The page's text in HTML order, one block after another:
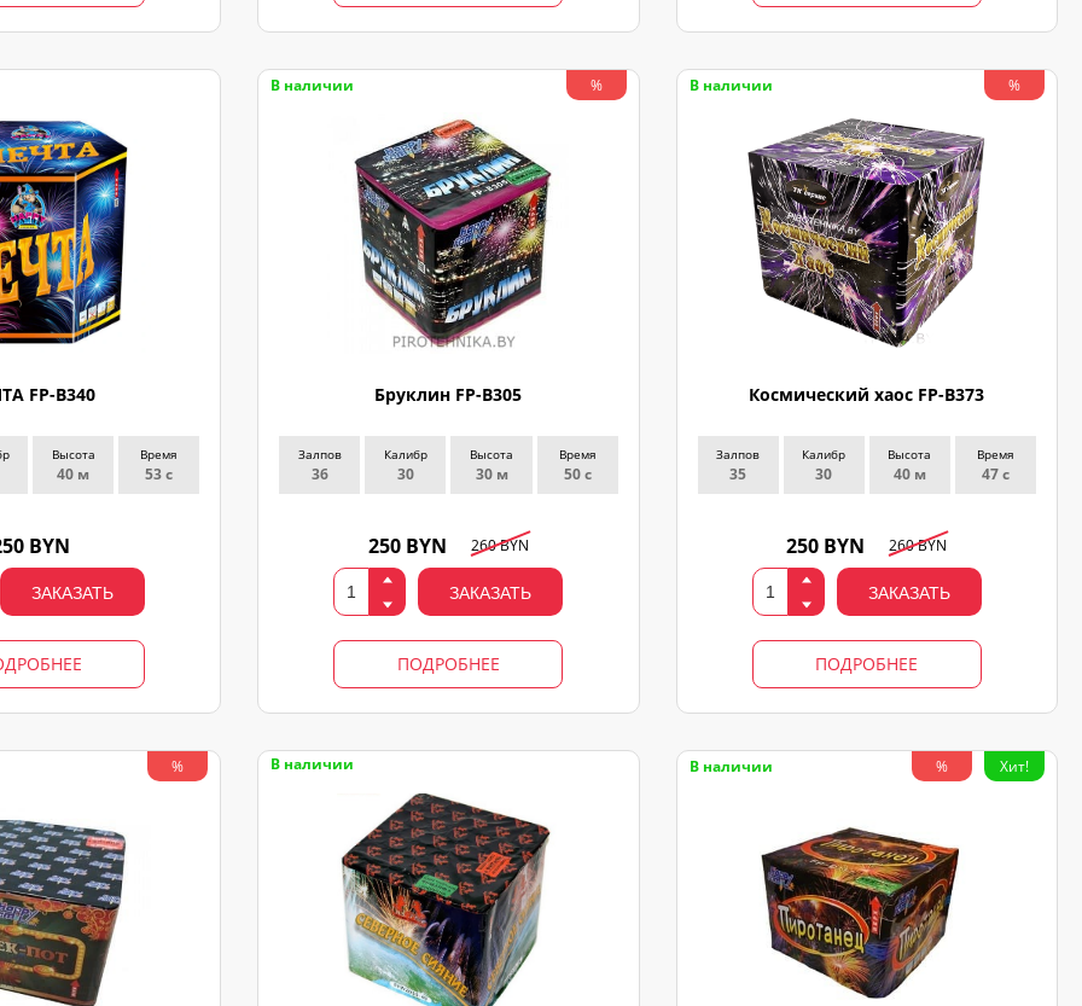
FP-B340
Высота
40 м
Время
53 с
BYN
ЗАКАЗАТЬ
В наличии %
Бруклин FP-B305
Залпов
36
Калибр
30
Высота
30 м
Время
50 с
250 BYN 260 BYN
ЗАКАЗАТЬ
ПОДРОБНЕЕ
В наличии %
Космический хаос FP-B373
Залпов
35
Калибр
30
Высота
40 м
Время
47 с
250 BYN 260 BYN
ЗАКАЗАТЬ
ПОДРОБНЕЕ
% В наличии В наличии % Хит!